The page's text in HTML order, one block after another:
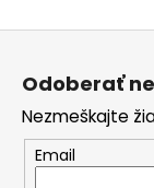
Odoberať
Nezmeškajte
Email